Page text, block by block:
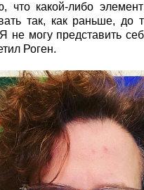
какой-либо
так, как раньше, до
не могу представить
Роген.